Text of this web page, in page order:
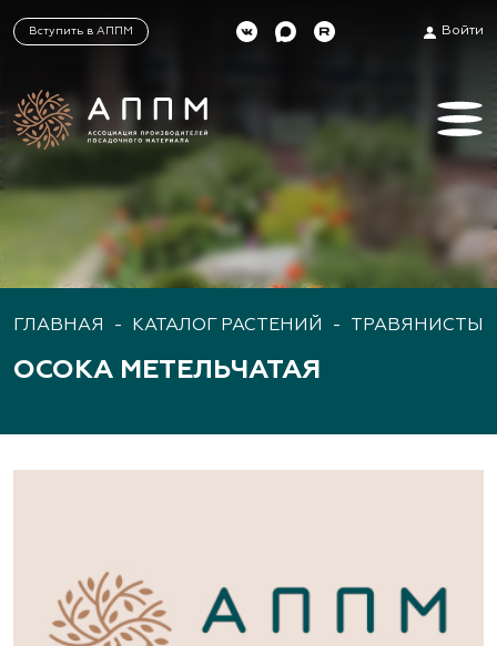
Вступить в АППМ Войти
ГЛАВНАЯ - КАТАЛОГ РАСТЕНИЙ -
ОСОКА МЕТЕЛЬЧАТАЯ